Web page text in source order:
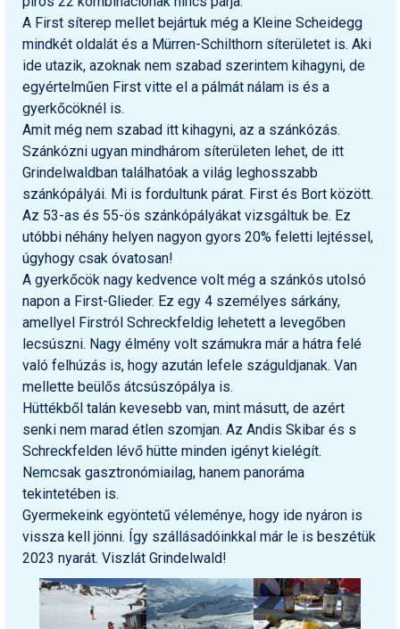
A First síterep mellet bejártuk még a Kleine Scheidegg
mindkét oldalát és a Mürren-Schilthorn síterületet is. Aki
ide utazik, azoknak nem szabad szerintem kihagyni, de
egyértelműen First vitte el a pálmát nálam is és a
gyerkőcöknél is.
Amit még nem szabad itt kihagyni, az a szánkózás.
Szánkózni ugyan mindhárom síterületen lehet, de itt
Grindelwaldban találhatóak a világ leghosszabb
szánkópályái. Mi is fordultunk párat. First és Bort között.
Az 53-as és 55-ös szánkópályákat vizsgáltuk be. Ez
utóbbi néhány helyen nagyon gyors 20% feletti lejtéssel,
úgyhogy csak óvatosan!
A gyerkőcök nagy kedvence volt még a szánkós utolsó
napon a First-Glieder. Ez egy 4 személyes sárkány,
amellyel Firstról Schreckfeldig lehetett a levegőben
lecsúszni. Nagy élmény volt számukra már a hátra felé
való felhúzás is, hogy azután lefele száguldjanak. Van
mellette beülős átcsúszópálya is.
Hüttékből talán kevesebb van, mint másutt, de azért
senki nem marad étlen szomjan. Az Andis Skibar és s
Schreckfelden lévő hütte minden igényt kielégít.
Nemcsak gasztronómiailag, hanem panoráma
tekintetében is.
Gyermekeink egyöntetű véleménye, hogy ide nyáron is
vissza kell jönni. Így szállásadóinkkal már le is beszétük
2023 nyarát. Viszlát Grindelwald!